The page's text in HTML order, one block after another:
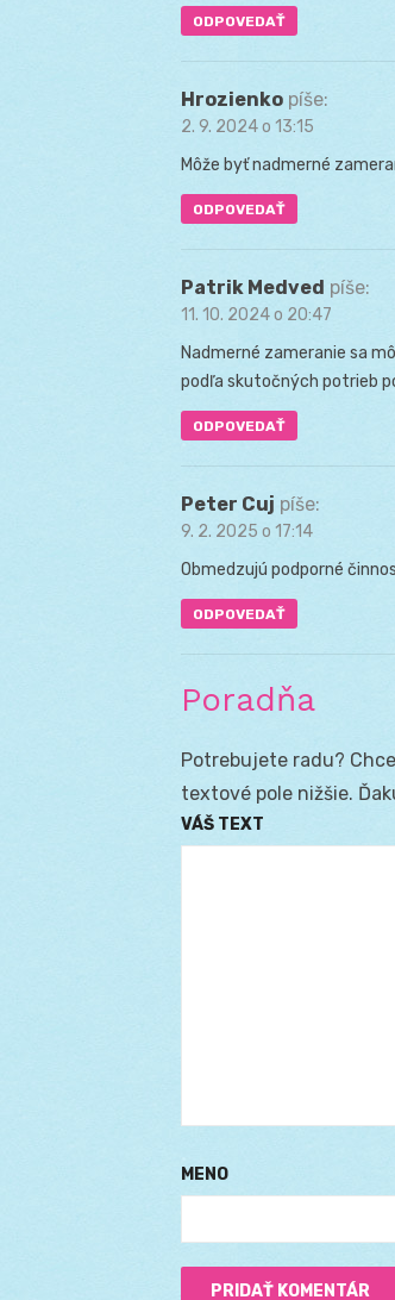
ODPOVEDAŤ
Hrozienko píše:
2. 9. 2024 o 13:15
Môže byť nadmerné
ODPOVEDAŤ
Patrik Medved píše:
11. 10. 2024 o 20:47
Nadmerné zameranie sa
podľa skutočných potrieb
ODPOVEDAŤ
Peter Cuj píše:
9. 2. 2025 o 17:14
Obmedzujú podporné
ODPOVEDAŤ
Poradňa
Potrebujete radu?
textové pole nižšie.
VÁŠ TEXT
MENO